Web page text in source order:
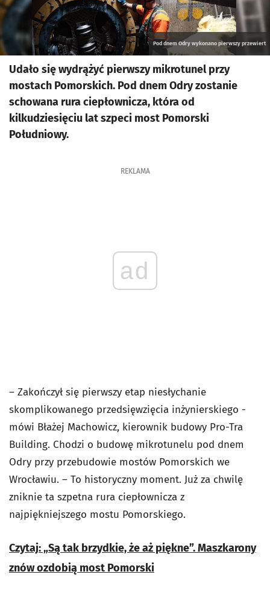
Pod dnem Odry wykonano pierwszy przewiert
Udało się wydrążyć pierwszy mikrotunel przy
mostach Pomorskich. Pod dnem Odry zostanie
schowana rura ciepłownicza, która od
kilkudziesięciu lat szpeci most Pomorski
Południowy.
REKLAMA
ad
– Zakończył się pierwszy etap niesłychanie
skomplikowanego przedsięwzięcia inżynierskiego -
mówi Błażej Machowicz, kierownik budowy Pro-Tra
Building. Chodzi o budowę mikrotunelu pod dnem
Odry przy przebudowie mostów Pomorskich we
Wrocławiu. – To historyczny moment. Już za chwilę
zniknie ta szpetna rura ciepłownicza z
najpiękniejszego mostu Pomorskiego.
Czytaj: „Są tak brzydkie, że aż piękne”. Maszkarony
znów ozdobią most Pomorski